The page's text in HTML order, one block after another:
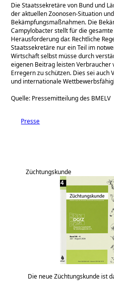
Die Staatssekretäre von Bund und
der aktuellen Zoonosen-Situation
Bekämpfungsmaßnahmen. Die
Campylobacter stellt für die
Herausforderung dar. Rechtliche
Staatssekretäre nur ein Teil im
Wirtschaft selbst müsse durch
eigenen Beitrag leisten
Erregern zu schützen. Dies sei
und internationale
Quelle: Pressemitteilung des BMELV
Presse
Züchtungskunde
Die neue Züchtungskunde ist